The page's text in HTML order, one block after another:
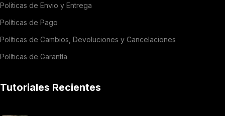
Politicas de Envio y Entrega
Políticas de Pago
Políticas de Cambios, Devoluciones y Cancelaciones
Políticas de Garantía
Tutoriales Recientes